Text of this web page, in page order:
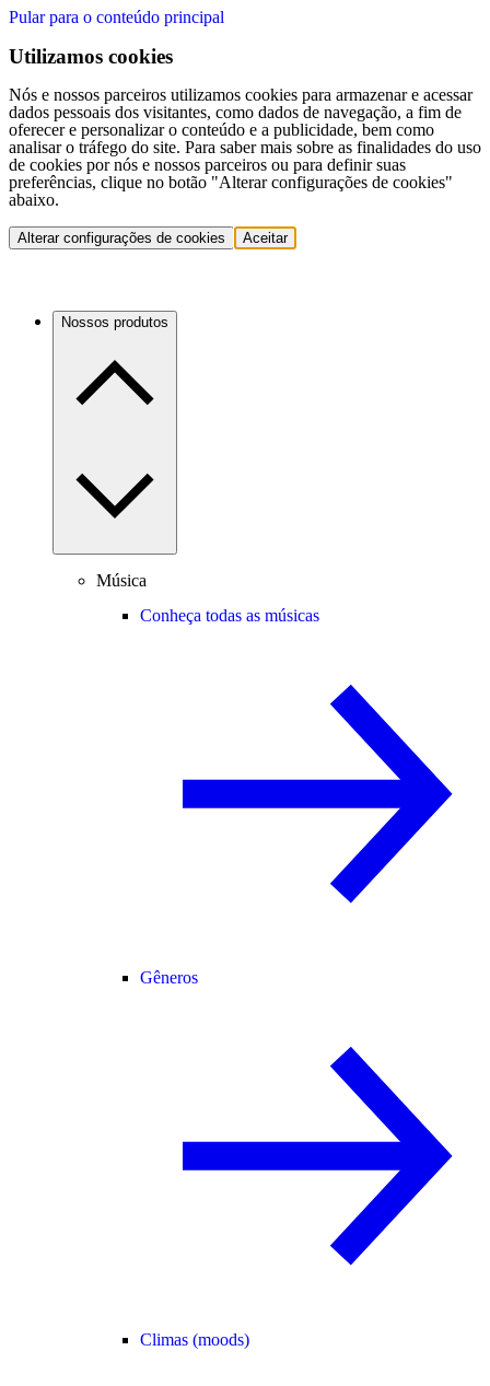
Pular para o conteúdo principal
Utilizamos cookies
Nós e nossos parceiros utilizamos cookies para armazenar e acessar
dados pessoais dos visitantes, como dados de navegação, a fim de
oferecer e personalizar o conteúdo e a publicidade, bem como
analisar o tráfego do site. Para saber mais sobre as finalidades do uso
de cookies por nós e nossos parceiros ou para definir suas
preferências, clique no botão "Alterar configurações de cookies"
abaixo.
Alterar configurações de cookies Aceitar
Nossos produtos
Música
Conheça todas as músicas
Gêneros
Climas (moods)